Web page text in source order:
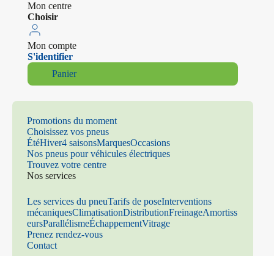
Mon centre
Choisir
Mon compte
S'identifier
Panier
Promotions du moment
Choisissez vos pneus
ÉtéHiver4 saisonsMarquesOccasions
Nos pneus pour véhicules électriques
Trouvez votre centre
Nos services
Les services du pneuTarifs de poseInterventions
mécaniquesClimatisationDistributionFreinageAmortiss
eursParallélismeÉchappementVitrage
Prenez rendez-vous
Contact